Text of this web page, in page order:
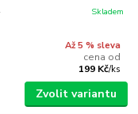
Až 5 % sleva
cena od
199 Kč/ks
Skladem
Zvolit variantu